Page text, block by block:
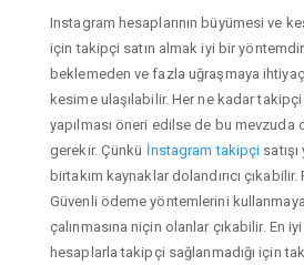
Instagram hesaplarının büyümesi ve
için takipçi satın almak iyi bir
beklemeden ve fazla uğraşmaya
kesime ulaşılabilir. Her ne kadar
yapılması öneri edilse de bu
gerekir. Çünkü İnstagram takipçi
birtakım kaynaklar dolandırıcı
Güvenli ödeme yöntemlerini
çalınmasına niçin olanlar çıkabilir. En
hesaplarla takipçi sağlanmadığı için